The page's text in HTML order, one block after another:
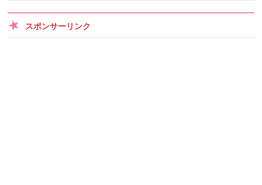
スポンサーリンク